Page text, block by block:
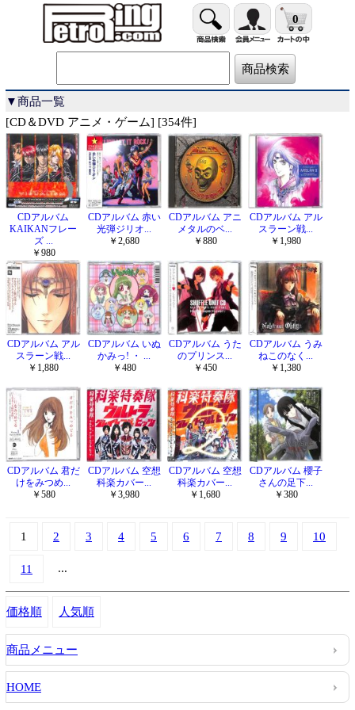
0
▼商品一覧
[CD＆DVD アニメ・ゲーム] [354件]
CDアルバム
KAIKANフレー
ズ ...
￥980
CDアルバム 赤い
光弾ジリオ...
￥2,680
CDアルバム アニ
メタルのベ...
￥880
CDアルバム アル
スラーン戦...
￥1,980
CDアルバム アル
スラーン戦...
￥1,880
CDアルバム いぬ
かみっ! ・ ...
￥480
CDアルバム うた
のプリンス...
￥450
CDアルバム うみ
ねこのなく...
￥1,380
CDアルバム 君だ
けをみつめ...
￥580
CDアルバム 空想
科楽カバー...
￥3,980
CDアルバム 空想
科楽カバー...
￥1,680
CDアルバム 櫻子
さんの足下...
￥380
1 2 3 4 5 6 7 8 9 10
11 ...
価格順 人気順
商品メニュー
HOME